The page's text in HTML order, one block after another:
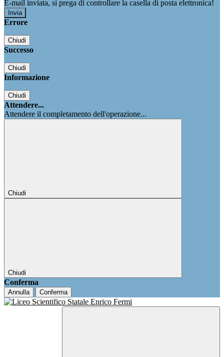
E-mail inviata, si prega di controllare la casella di posta elettronica!
Errore
Chiudi
Successo
Chiudi
Informazione
Chiudi
Attendere...
Attendere il completamento dell'operazione...
Chiudi
Chiudi
Conferma
Annulla Conferma